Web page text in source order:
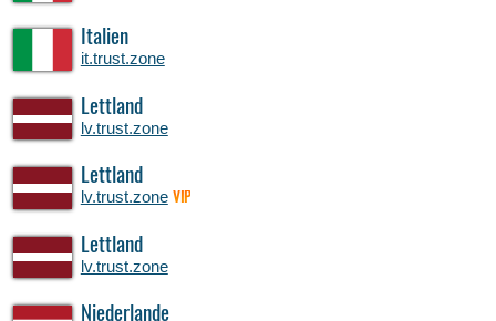
Italien
it.trust.zone
Lettland
lv.trust.zone
Lettland
lv.trust.zone VIP
Lettland
lv.trust.zone
Niederlande